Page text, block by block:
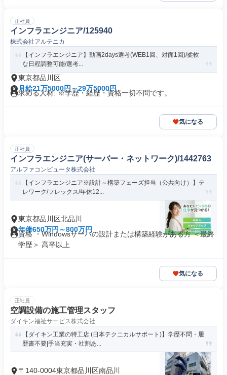
正社員
インフラエンジニア/125940
株式会社アルテニカ
【インフラエンジニア】動画2days選考(WEB1回、対面1回)/柔軟
な日程調整可能/選考...
東京都品川区
月給21万5000円～29万5000円
求める人材: ※学歴・経歴・資格一切不問です。
気になる
正社員
インフラエンジニア(サーバー・ネットワーク)/1442763
アルファコンピュータ株式会社
【インフラエンジニア※設計～構築フェーズ担当（公共向け）】テ
レワーク/フレックス/年休12...
東京都品川区北品川
年俸650万円～800万円
資格 ・Windowsサーバの設計または構築経験がある方 ＜最終
学歴＞ 高卒以上
気になる
正社員
空調設備の施工管理スタッフ
ダイキン福祉サービス株式会社
【ダイキン工業の特工店 (日本テクニカルサポート)】学歴不問・履
歴書不要|手当充実・社割あ...
〒140-0004東京都品川区南品川